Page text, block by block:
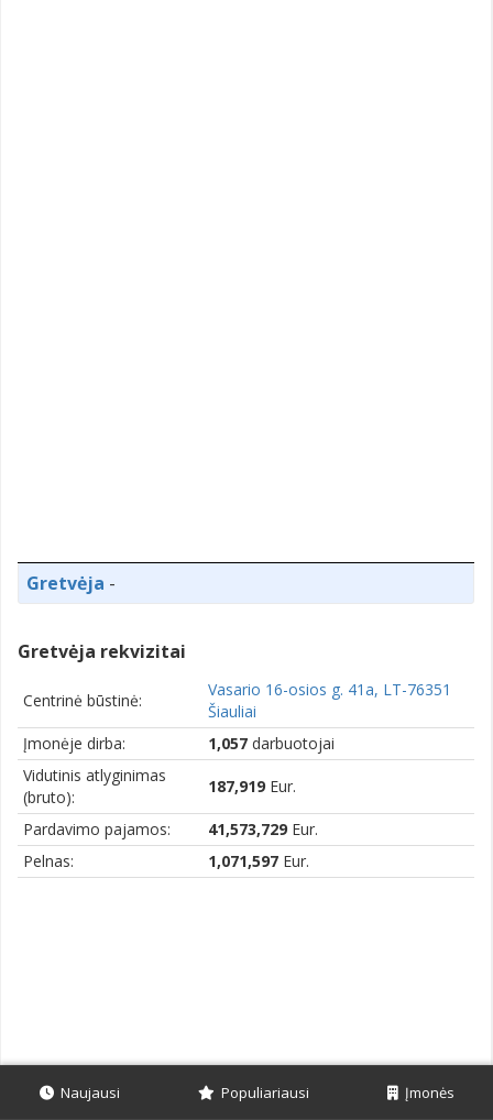
Gretvėja -
Gretvėja rekvizitai
Centrinė būstinė:
Vasario 16-osios g. 41a, LT-76351
Šiauliai
Įmonėje dirba:
1,057 darbuotojai
Vidutinis atlyginimas
(bruto):
187,919 Eur.
Pardavimo pajamos: 41,573,729 Eur.
Pelnas:
1,071,597 Eur.
Naujausi Populiariausi Įmonės